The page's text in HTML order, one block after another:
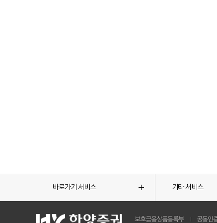
바로가기 서비스 기타 서비스
보호금융상품등록부 공동인